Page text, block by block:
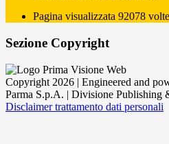
Pagina visualizzata 92078 volte
Sezione Copyright
Copyright 2026 | Engineered and
Parma S.p.A. | Divisione Publishing
Disclaimer trattamento dati personali